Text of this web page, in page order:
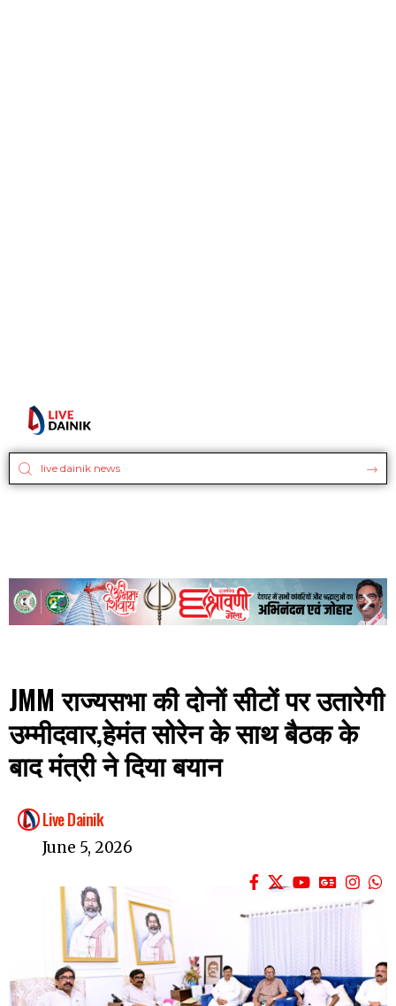
JMM राज्यसभा की दोनों सीटों पर उतारेगी
उम्मीदवार,हेमंत सोरेन के साथ बैठक के
बाद मंत्री ने दिया बयान
Live Dainik
June 5, 2026